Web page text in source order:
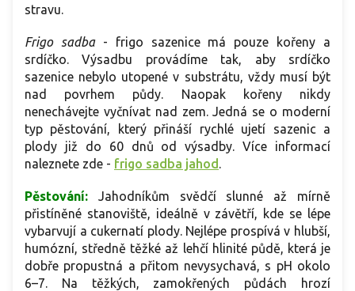
stravu.
Frigo sadba- frigo sazenice má pouze kořeny a
srdíčko. Výsadbu provádíme tak, aby srdíčko
sazenice nebylo utopené v substrátu, vždy musí být
nad povrhem půdy. Naopak kořeny nikdy
nenechávejte vyčnívat nad zem. Jedná se o moderní
typ pěstování, který přináší rychlé ujetí sazenic a
plody již do 60 dnů od výsadby. Více informací
naleznete zde - frigo sadba jahod.
Pěstování: Jahodníkům svědčí slunné až mírně
přistíněné stanoviště, ideálně v závětří, kde se lépe
vybarvují a cukernatí plody. Nejlépe prospívá v hlubší,
humózní, středně těžké až lehčí hlinité půdě, která je
dobře propustná a přitom nevysychavá, s pH okolo
6–7. Na těžkých, zamokřených půdách hrozí